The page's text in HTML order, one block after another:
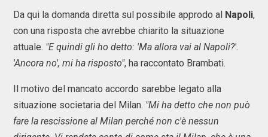
Da qui la domanda diretta sul possibile approdo al Napoli,
con una risposta che avrebbe chiarito la situazione
attuale. "E quindi gli ho detto: 'Ma allora vai al Napoli?'.
'Ancora no', mi ha risposto", ha raccontato Brambati.
Il motivo del mancato accordo sarebbe legato alla
situazione societaria del Milan. "Mi ha detto che non può
fare la rescissione al Milan perché non c'è nessun